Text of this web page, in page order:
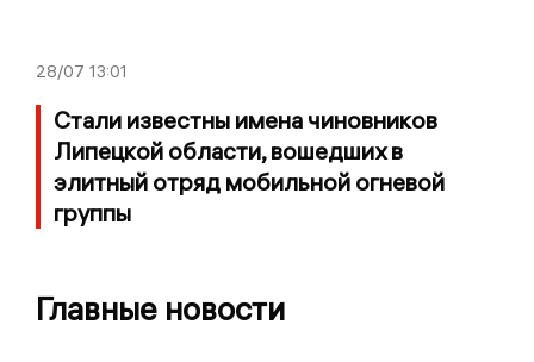
28/07 13:01
Стали известны имена чиновников
Липецкой области, вошедших в
элитный отряд мобильной огневой
группы
Главные новости